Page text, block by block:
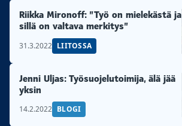
Riikka Mironoff: ”Työ on mielekästä ja
sillä on valtava merkitys”
31.3.2022 LIITOSSA
Jenni Uljas: Työsuojelutoimija, älä jää
yksin
14.2.2022 BLOGI